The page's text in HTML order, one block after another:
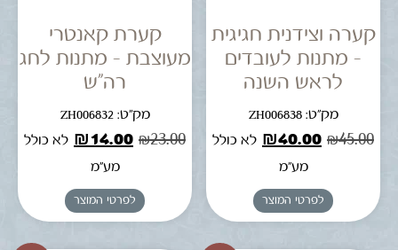
קערה וצידנית חגיגית
– מתנות לעובדים
לראש השנה
מק"ט: ZH006838
₪45.00
₪40.00
לא כולל
מע"מ
לפרטי המוצר
קערת קאנטרי
מעוצבת – מתנות לחג
רה"ש
מק"ט: ZH006832
₪23.00
₪14.00
לא כולל
מע"מ
לפרטי המוצר